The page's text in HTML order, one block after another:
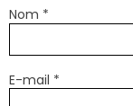
Nom *
E-mail *